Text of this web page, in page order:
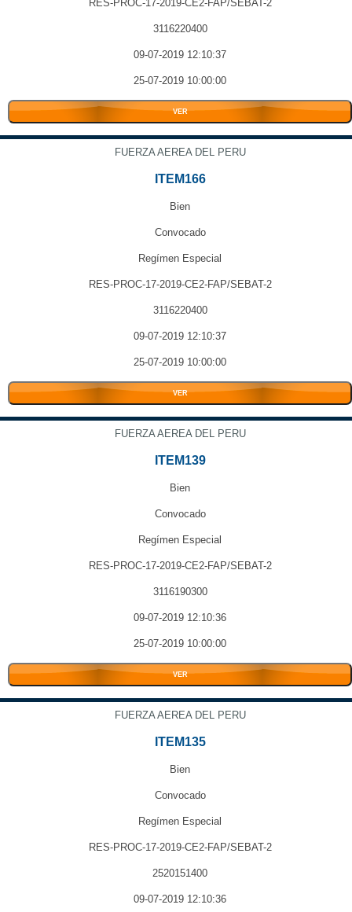
RES-PROC-17-2019-CE2-FAP/SEBAT-2
3116220400
09-07-2019 12:10:37
25-07-2019 10:00:00
VER
FUERZA AEREA DEL PERU
ITEM166
Bien
Convocado
Regímen Especial
RES-PROC-17-2019-CE2-FAP/SEBAT-2
3116220400
09-07-2019 12:10:37
25-07-2019 10:00:00
VER
FUERZA AEREA DEL PERU
ITEM139
Bien
Convocado
Regímen Especial
RES-PROC-17-2019-CE2-FAP/SEBAT-2
3116190300
09-07-2019 12:10:36
25-07-2019 10:00:00
VER
FUERZA AEREA DEL PERU
ITEM135
Bien
Convocado
Regímen Especial
RES-PROC-17-2019-CE2-FAP/SEBAT-2
2520151400
09-07-2019 12:10:36